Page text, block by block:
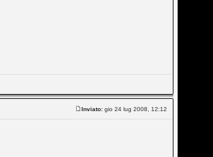
Inviato: gio 24 lug 2008, 12:12